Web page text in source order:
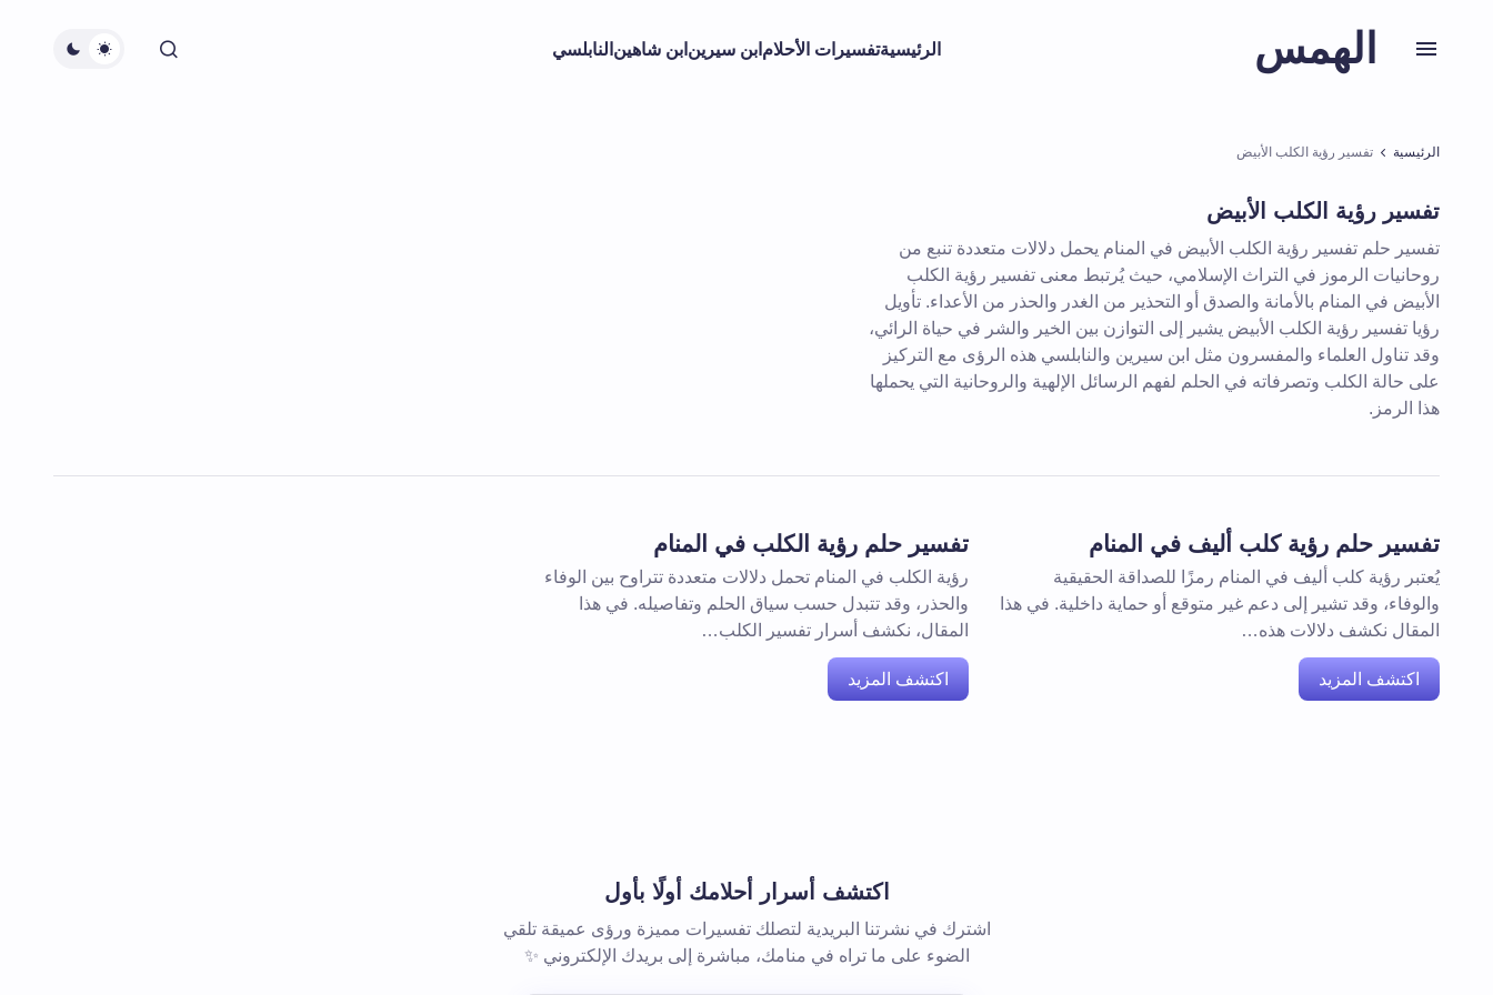
الهمس الرئيسيةتفسيرات الأحلام ابن سيرين ابن شاهين النابلسي
الرئيسية تفسير رؤية الكلب الأبيض
تفسير رؤية الكلب الأبيض
تفسير حلم تفسير رؤية الكلب الأبيض في المنام يحمل دلالات متعددة تنبع من
روحانيات الرموز في التراث الإسلامي، حيث يُرتبط معنى تفسير رؤية الكلب
الأبيض في المنام بالأمانة والصدق أو التحذير من الغدر والحذر من الأعداء. تأويل
رؤيا تفسير رؤية الكلب الأبيض يشير إلى التوازن بين الخير والشر في حياة الرائي،
وقد تناول العلماء والمفسرون مثل ابن سيرين والنابلسي هذه الرؤى مع التركيز
على حالة الكلب وتصرفاته في الحلم لفهم الرسائل الإلهية والروحانية التي يحملها
هذا الرمز.
تفسير حلم رؤية كلب أليف في المنام
يُعتبر رؤية كلب أليف في المنام رمزًا للصداقة الحقيقية
والوفاء، وقد تشير إلى دعم غير متوقع أو حماية داخلية. في هذا
المقال نكشف دلالات هذه…
اكتشف المزيد
تفسير حلم رؤية الكلب في المنام
رؤية الكلب في المنام تحمل دلالات متعددة تتراوح بين الوفاء
والحذر، وقد تتبدل حسب سياق الحلم وتفاصيله. في هذا
المقال، نكشف أسرار تفسير الكلب…
اكتشف المزيد
اكتشف أسرار أحلامك أولًا بأول
اشترك في نشرتنا البريدية لتصلك تفسيرات مميزة ورؤى عميقة تلقي
الضوء على ما تراه في منامك، مباشرة إلى بريدك الإلكتروني ✨